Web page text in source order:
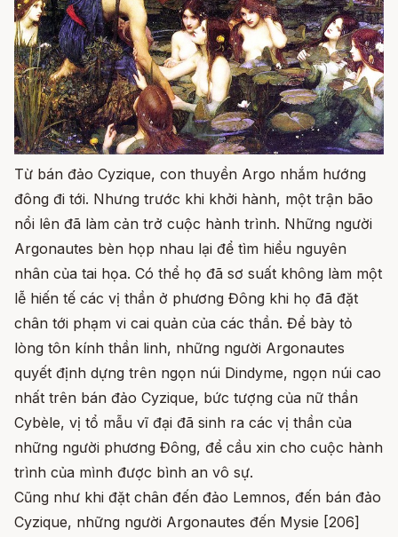
Từ bán đảo Cyzique, con thuyền Argo nhắm hướng
đông đi tới. Nhưng trước khi khởi hành, một trận bão
nổi lên đã làm cản trở cuộc hành trình. Những người
Argonautes bèn họp nhau lại để tìm hiểu nguyên
nhân của tai họa. Có thể họ đã sơ suất không làm một
lễ hiến tế các vị thần ở phương Đông khi họ đã đặt
chân tới phạm vi cai quản của các thần. Để bày tỏ
lòng tôn kính thần linh, những người Argonautes
quyết định dựng trên ngọn núi Dindyme, ngọn núi cao
nhất trên bán đảo Cyzique, bức tượng của nữ thần
Cybèle, vị tổ mẫu vĩ đại đã sinh ra các vị thần của
những người phương Đông, để cầu xin cho cuộc hành
trình của mình được bình an vô sự.
Cũng như khi đặt chân đến đảo Lemnos, đến bán đảo
Cyzique, những người Argonautes đến Mysie [206]